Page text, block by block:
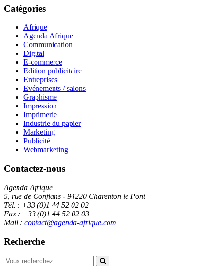
Catégories
Afrique
Agenda Afrique
Communication
Digital
E-commerce
Edition publicitaire
Entreprises
Evénements / salons
Graphisme
Impression
Imprimerie
Industrie du papier
Marketing
Publicité
Webmarketing
Contactez-nous
Agenda Afrique
5, rue de Conflans - 94220 Charenton le Pont
Tél. : +33 (0)1 44 52 02 02
Fax : +33 (0)1 44 52 02 03
Mail : contact@agenda-afrique.com
Recherche